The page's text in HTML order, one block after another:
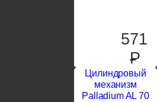
571
P
Цилиндровый
механизм
Palladium AL 70